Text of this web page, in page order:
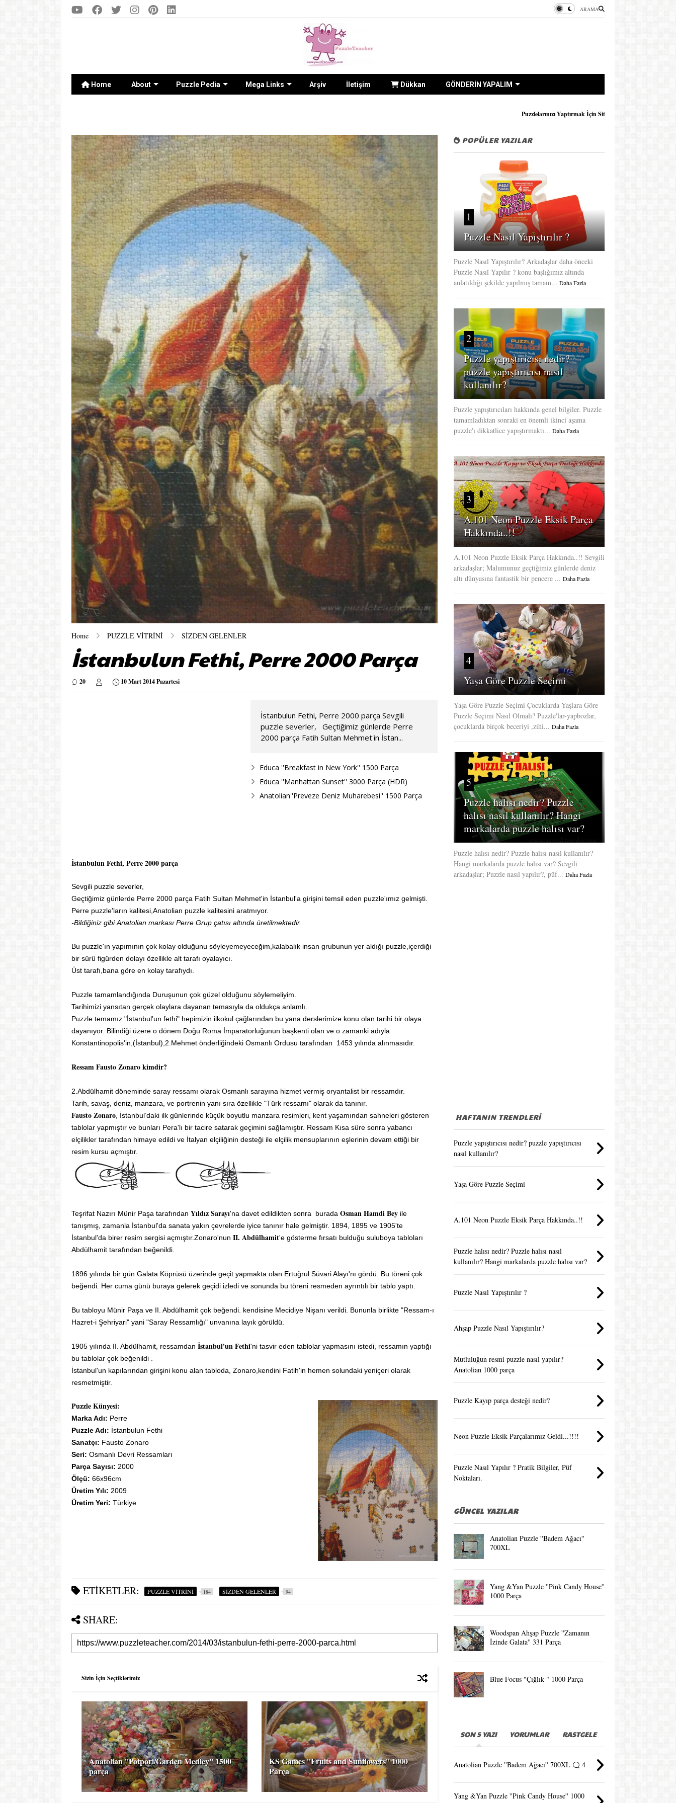
ARAMA
Home About Puzzle Pedia Mega Links Arşiv İletişim Dükkan GÖNDERİN YAPALIM
Puzzlelarınızı Yaptırmak İçin SiteninİLETİŞİM formu veya WhatsApp
Home PUZZLE VİTRİNİ SİZDEN GELENLER
İstanbulun Fethi, Perre 2000 Parça
20 10 Mart 2014 Pazartesi
İstanbulun Fethi, Perre 2000 parça Sevgili
puzzle severler, Geçtiğimiz günlerde Perre
2000 parça Fatih Sultan Mehmet'in İstan...
Educa ''Breakfast in New York'' 1500 Parça
Educa ''Manhattan Sunset'' 3000 Parça (HDR)
Anatolian''Preveze Deniz Muharebesi'' 1500 Parça
İstanbulun Fethi, Perre 2000 parça
Sevgili puzzle severler,
Geçtiğimiz günlerde Perre 2000 parça Fatih Sultan Mehmet'in İstanbul'a girişini temsil eden puzzle'ımız gelmişti.
Perre puzzle'ların kalitesi,Anatolian puzzle kalitesini aratmıyor.
-Bildiğiniz gibi Anatolian markası Perre Grup çatısı altında üretilmektedir.
Bu puzzle'ın yapımının çok kolay olduğunu söyleyemeyeceğim,kalabalık insan grubunun yer aldığı puzzle,içerdiği
bir sürü figürden dolayı özellikle alt tarafı oyalayıcı.
Üst tarafı, bana göre en kolay tarafıydı.
Puzzle tamamlandığında Duruşunun çok güzel olduğunu söylemeliyim.
Tarihimizi yansıtan gerçek olaylara dayanan temasıyla da oldukça anlamlı.
Puzzle temamız "İstanbul'un fethi" hepimizin ilkokul çağlarından bu yana derslerimize konu olan tarihi bir olaya
dayanıyor. Bilindiği üzere o dönem Doğu Roma İmparatorluğunun başkenti olan ve o zamanki adıyla
Konstantinopolis'in,(İstanbul),2.Mehmet önderliğindeki Osmanlı Ordusu tarafından 1453 yılında alınmasıdır.
Ressam Fausto Zonaro kimdir?
2.Abdülhamit döneminde saray ressamı olarak Osmanlı sarayına hizmet vermiş oryantalist bir ressamdır.
Tarih, savaş, deniz, manzara, ve portrenin yanı sıra özellikle "Türk ressamı" olarak da tanınır.
Fausto Zonaro , İstanbul’daki ilk günlerinde küçük boyutlu manzara resimleri, kent yaşamından sahneleri gösteren
tablolar yapmıştır ve bunları Pera'lı bir tacire satarak geçimini sağlamıştır. Ressam Kısa süre sonra yabancı
elçilikler tarafından himaye edildi ve İtalyan elçiliğinin desteği ile elçilik mensuplarının eşlerinin devam ettiği bir
resim kursu açmıştır.
Teşrifat Nazırı Münir Paşa tarafından Yıldız Sarayı'na davet edildikten sonra burada Osman Hamdi Bey ile
tanışmış, zamanla İstanbul'da sanata yakın çevrelerde iyice tanınır hale gelmiştir. 1894, 1895 ve 1905'te
İstanbul'da birer resim sergisi açmıştır.Zonaro'nun II. Abdülhamit'e gösterme fırsatı bulduğu suluboya tabloları
Abdülhamit tarafından beğenildi.
1896 yılında bir gün Galata Köprüsü üzerinde geçit yapmakta olan Ertuğrul Süvari Alayı'nı gördü. Bu töreni çok
beğendi. Her cuma günü buraya gelerek geçidi izledi ve sonunda bu töreni resmeden ayrıntılı bir tablo yaptı.
Bu tabloyu Münir Paşa ve II. Abdülhamit çok beğendi. kendisine Mecidiye Nişanı verildi. Bununla birlikte "Ressam-ı
Hazret-i Şehriyari" yani "Saray Ressamlığı" unvanına layık görüldü.
1905 yılında II. Abdülhamit, ressamdan İstanbul'un Fethi'ni tasvir eden tablolar yapmasını istedi, ressamın yaptığı
bu tablolar çok beğenildi .
İstanbul'un kapılarından girişini konu alan tabloda, Zonaro,kendini Fatih'in hemen solundaki yeniçeri olarak
resmetmiştir.
Puzzle Künyesi:
Marka Adı: Perre
Puzzle Adı: İstanbulun Fethi
Sanatçı: Fausto Zonaro
Seri: Osmanlı Devri Ressamları
Parça Sayısı: 2000
Ölçü: 66x96cm
Üretim Yılı: 2009
Üretim Yeri: Türkiye
ETIKETLER: PUZZLE VİTRİNİ 184 SİZDEN GELENLER 94
SHARE:
Sizin İçin Seçtiklerimiz
Anatolian ''Potpori/Garden Medley'' 1500
parça
KS Games ''Fruits and Sunflowers'' 1000
Parça
POPÜLER YAZILAR
1
Puzzle Nasıl Yapıştırılır ?
Puzzle Nasıl Yapıştırılır? Arkadaşlar daha önceki
Puzzle Nasıl Yapılır ? konu başlığımız altında
anlatıldığı şekilde yapılmış tamam... Daha Fazla
2
Puzzle yapıştırıcısı nedir?
puzzle yapıştırıcısı nasıl
kullanılır?
Puzzle yapıştırıcıları hakkında genel bilgiler. Puzzle
tamamladıktan sonraki en önemli ikinci aşama
puzzle'ı dikkatlice yapıştırmaktı... Daha Fazla
3
A.101 Neon Puzzle Eksik Parça
Hakkında..!!
A.101 Neon Puzzle Eksik Parça Hakkında..!! Sevgili
arkadaşlar; Malumunuz geçtiğimiz günlerde deniz
altı dünyasına fantastik bir pencere ... Daha Fazla
4
Yaşa Göre Puzzle Seçimi
Yaşa Göre Puzzle Seçimi Çocuklarda Yaşlara Göre
Puzzle Seçimi Nasıl Olmalı? Puzzle'lar-yapbozlar,
çocuklarda birçok beceriyi ,zihi... Daha Fazla
5
Puzzle halısı nedir? Puzzle
halısı nasıl kullanılır? Hangi
markalarda puzzle halısı var?
Puzzle halısı nedir? Puzzle halısı nasıl kullanılır?
Hangi markalarda puzzle halısı var? Sevgili
arkadaşlar; Puzzle nasıl yapılır?, püf... Daha Fazla
HAFTANIN TRENDLERİ
Puzzle yapıştırıcısı nedir? puzzle yapıştırıcısı
nasıl kullanılır?
Yaşa Göre Puzzle Seçimi
A.101 Neon Puzzle Eksik Parça Hakkında..!!
Puzzle halısı nedir? Puzzle halısı nasıl
kullanılır? Hangi markalarda puzzle halısı var?
Puzzle Nasıl Yapıştırılır ?
Ahşap Puzzle Nasıl Yapıştırılır?
Mutluluğun resmi puzzle nasıl yapılır?
Anatolian 1000 parça
Puzzle Kayıp parça desteği nedir?
Neon Puzzle Eksik Parçalarımız Geldi...!!!!
Puzzle Nasıl Yapılır ? Pratik Bilgiler, Püf
Noktaları.
GÜNCEL YAZILAR
Anatolian Puzzle ''Badem Ağacı''
700XL
Yang &Yan Puzzle ''Pink Candy House''
1000 Parça
Woodspan Ahşap Puzzle ''Zamanın
İzinde Galata'' 331 Parça
Blue Focus "Çığlık " 1000 Parça
SON 5 YAZI YORUMLAR RASTGELE
Anatolian Puzzle ''Badem Ağacı'' 700XL 4
Yang &Yan Puzzle ''Pink Candy House'' 1000